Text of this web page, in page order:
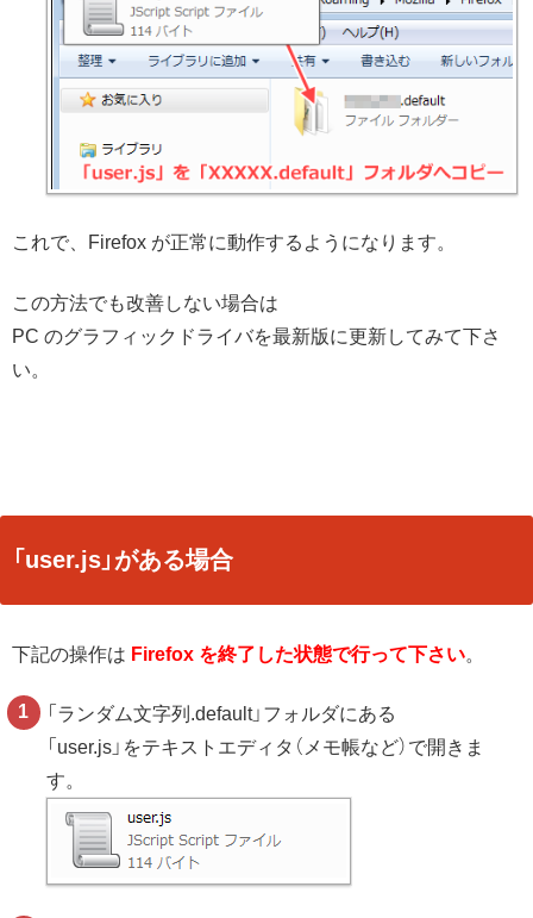
これで、Firefox が正常に動作するようになります。
この方法でも改善しない場合は
PC のグラフィックドライバを最新版に更新してみて下さ
い。
「user.js」がある場合
下記の操作は Firefox を終了した状態で行って下さい。
「ランダム文字列.default」フォルダにある
「user.js」をテキストエディタ（メモ帳など）で開きま
す。